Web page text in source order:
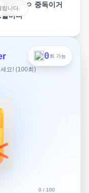
가 ㅈㅇ 중독이거
머니
. 하루에 최소 1번은
수 있는데 2박 3일
아빠가 친한 분이
대해서 여행 기간
족이라 들키면 더
갑이고 친해요. 그래
거 아는데, 어쩌죠,
이상하게 오후 2~3
니다.
0회 가능
요! (100회)
0 / 100